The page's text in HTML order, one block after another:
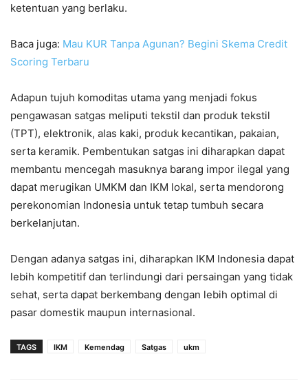
ketentuan yang berlaku.
Baca juga: Mau KUR Tanpa Agunan? Begini Skema Credit
Scoring Terbaru
Adapun tujuh komoditas utama yang menjadi fokus
pengawasan satgas meliputi tekstil dan produk tekstil
(TPT), elektronik, alas kaki, produk kecantikan, pakaian,
serta keramik. Pembentukan satgas ini diharapkan dapat
membantu mencegah masuknya barang impor ilegal yang
dapat merugikan UMKM dan IKM lokal, serta mendorong
perekonomian Indonesia untuk tetap tumbuh secara
berkelanjutan.
Dengan adanya satgas ini, diharapkan IKM Indonesia dapat
lebih kompetitif dan terlindungi dari persaingan yang tidak
sehat, serta dapat berkembang dengan lebih optimal di
pasar domestik maupun internasional.
TAGS IKM Kemendag Satgas ukm